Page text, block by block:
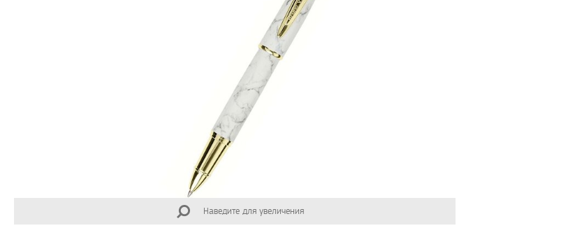
Наведите для увеличения